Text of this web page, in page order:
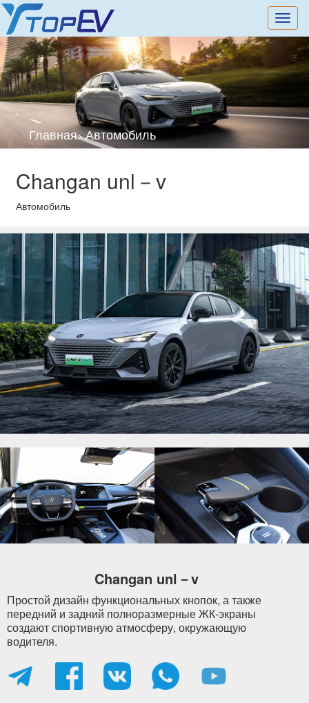
切
换
航
Главная>Автомобиль
Changan unl－v
Автомобиль
Changan unl－v
Простой дизайн функциональных кнопок, а также
передний и задний полноразмерные ЖК-экраны
создают спортивную атмосферу, окружающую
водителя.